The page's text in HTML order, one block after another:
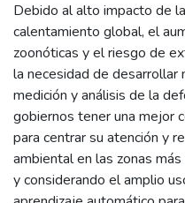
Debido al alto impacto de
calentamiento global, el
zoonóticas y el riesgo de
la necesidad de desarrollar
medición y análisis de la
gobiernos tener una mejor
para centrar su atención y
ambiental en las zonas
y considerando el amplio